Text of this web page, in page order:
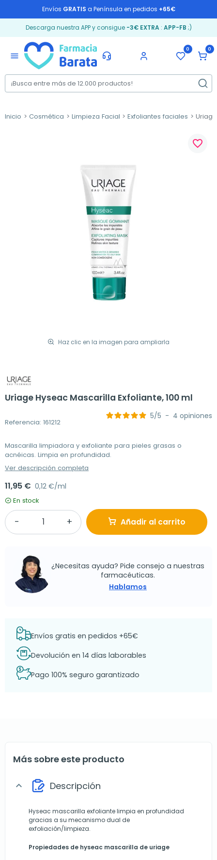
Envíos GRATIS a Península en pedidos +65€
Descarga nuestra APP y consigue -3€ EXTRA: APP-FB ;)
menu
0 0
Inicio Cosmética Limpieza Facial Exfoliantes faciales
Haz clic en la imagen para ampliarla
favorite_border
Uriage Hyseac Mascarilla Exfoliante, 100 ml
Referencia: 161212
5/5 - 4 opiniones
Mascarilla limpiadora y exfoliante para pieles grasas o
acnéicas. Limpia en profundidad.
Ver descripción completa
11,95 € 0,12 €/ml
En stock
Añadir al carrito
¿Necesitas ayuda? Pide consejo a nuestras
farmacéuticas.
Hablamos
Envíos gratis en pedidos +65€
Devolución en 14 días laborables
Pago 100% seguro garantizado
Más sobre este producto
expand_more Descripción
Hyseac mascarilla exfoliante limpia en profundidad
gracias a su mecanismo dual de
exfoliación/limpieza.
Propiedades de hyseac mascarilla de uriage